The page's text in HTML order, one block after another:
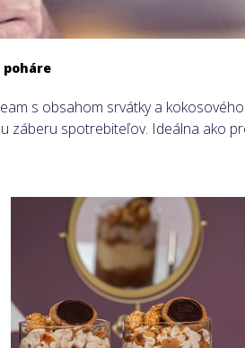
poháre
s obsahom srvátky a
záberu spotrebiteľov. Ideálna ako